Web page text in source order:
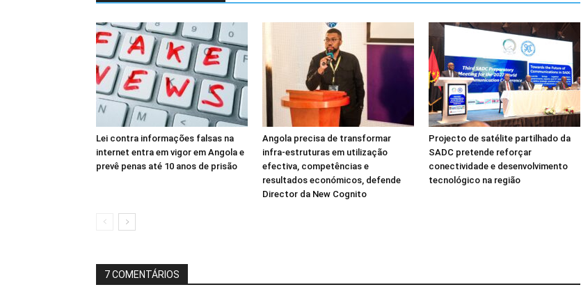
Lei contra informações falsas na
internet entra em vigor em Angola e
prevê penas até 10 anos de prisão
Angola precisa de transformar
infra-estruturas em utilização
efectiva, competências e
resultados económicos, defende
Director da New Cognito
Projecto de satélite partilhado da
SADC pretende reforçar
conectividade e desenvolvimento
tecnológico na região
7 COMENTÁRIOS